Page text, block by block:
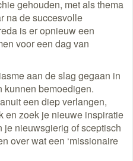
gehouden, met als thema
na de succesvolle
is er opnieuw een
voor een dag van
aan de slag gegaan in
kunnen bemoedigen.
een diep verlangen,
en zoek je nieuwe inspiratie
je nieuwsgierig of sceptisch
over wat een ‘missionaire